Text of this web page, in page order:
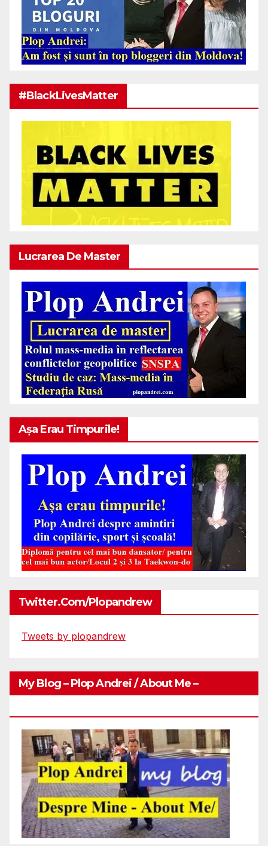
#BlackLivesMatter
Lucrarea De Master
Așa Erau Timpurile!
Twitter.com/plopandrew
Tweets by plopandrew
My Blog – Plop Andrei / About Me –